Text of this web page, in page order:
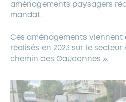
GESTION DU PATRIMOINE
aménagements paysagers
mandat.
Ces aménagements viennent
réalisés en 2023 sur le
chemin des Gaudonnes ».